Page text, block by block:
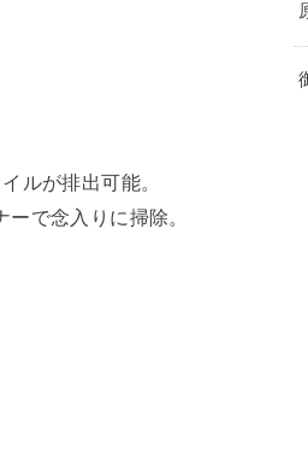
ルが排出可能。
で念入りに掃除。